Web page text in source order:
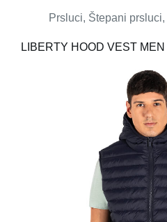
Prsluci, Štepani prsluci,
LIBERTY HOOD VEST MEN